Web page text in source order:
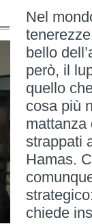
Nel
bello
però, il
quello
cosa più
mattanza
strappati
Hamas.
chiede